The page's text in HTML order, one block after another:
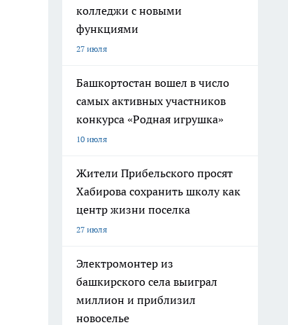
колледжи с новыми
функциями
27 июля
Башкортостан вошел в число
самых активных участников
конкурса «Родная игрушка»
10 июля
Жители Прибельского просят
Хабирова сохранить школу как
центр жизни поселка
27 июля
Электромонтер из
башкирского села выиграл
миллион и приблизил
новоселье